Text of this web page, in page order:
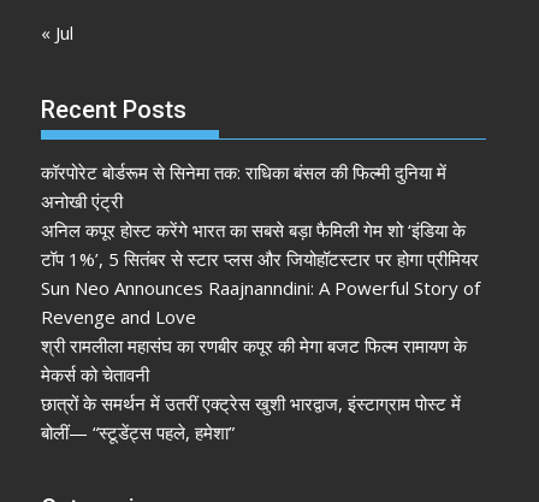
« Jul
Recent Posts
कॉरपोरेट बोर्डरूम से सिनेमा तक: राधिका बंसल की फिल्मी दुनिया में
अनोखी एंट्री
अनिल कपूर होस्ट करेंगे भारत का सबसे बड़ा फैमिली गेम शो ‘इंडिया के
टॉप 1%’, 5 सितंबर से स्टार प्लस और जियोहॉटस्टार पर होगा प्रीमियर
Sun Neo Announces Raajnanndini: A Powerful Story of
Revenge and Love
श्री रामलीला महासंघ का रणबीर कपूर की मेगा बजट फिल्म रामायण के
मेकर्स को चेतावनी
छात्रों के समर्थन में उतरीं एक्ट्रेस खुशी भारद्वाज, इंस्टाग्राम पोस्ट में
बोलीं— “स्टूडेंट्स पहले, हमेशा”